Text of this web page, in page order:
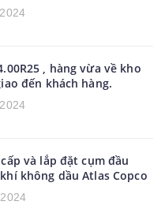
, hàng vừa về kho
đến khách hàng.
cấp và lắp đặt cụm đầu
không dầu Atlas Copco